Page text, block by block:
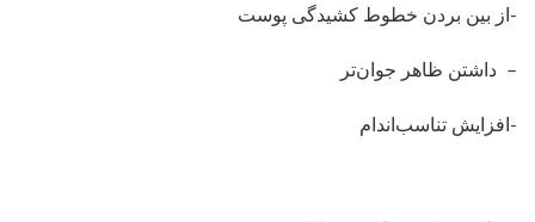
-از بین بردن خطوط کشیدگی پوست
– داشتن ظاهر جوان‌تر
-افزایش تناسب‌اندام